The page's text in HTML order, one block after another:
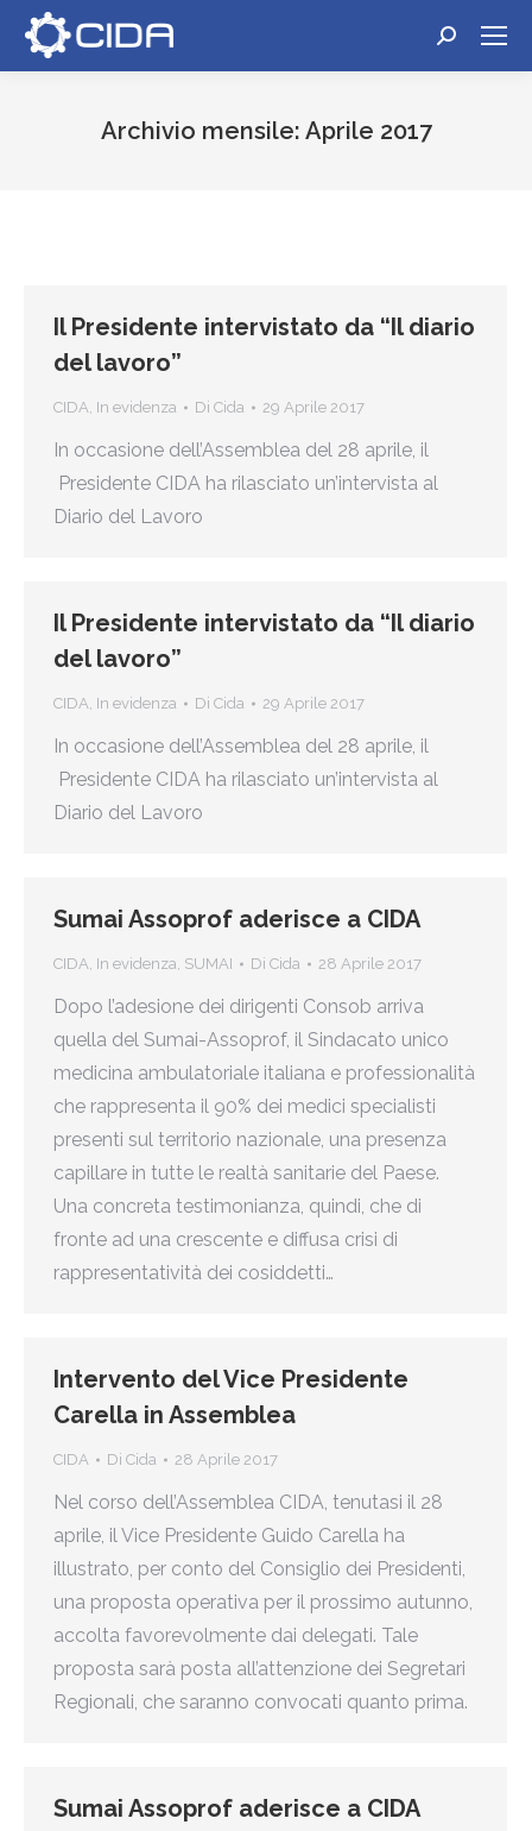
Cerca:
Archivio mensile: Aprile 2017
Il Presidente intervistato da “Il diario
del lavoro”
CIDA, In evidenza Di Cida 29 Aprile 2017
In occasione dell’Assemblea del 28 aprile, il
Presidente CIDA ha rilasciato un’intervista al
Diario del Lavoro
Il Presidente intervistato da “Il diario
del lavoro”
CIDA, In evidenza Di Cida 29 Aprile 2017
In occasione dell’Assemblea del 28 aprile, il
Presidente CIDA ha rilasciato un’intervista al
Diario del Lavoro
Sumai Assoprof aderisce a CIDA
CIDA, In evidenza, SUMAI Di Cida 28 Aprile 2017
Dopo l’adesione dei dirigenti Consob arriva
quella del Sumai-Assoprof, il Sindacato unico
medicina ambulatoriale italiana e professionalità
che rappresenta il 90% dei medici specialisti
presenti sul territorio nazionale, una presenza
capillare in tutte le realtà sanitarie del Paese.
Una concreta testimonianza, quindi, che di
fronte ad una crescente e diffusa crisi di
rappresentatività dei cosiddetti…
Intervento del Vice Presidente
Carella in Assemblea
CIDA Di Cida 28 Aprile 2017
Nel corso dell’Assemblea CIDA, tenutasi il 28
aprile, il Vice Presidente Guido Carella ha
illustrato, per conto del Consiglio dei Presidenti,
una proposta operativa per il prossimo autunno,
accolta favorevolmente dai delegati. Tale
proposta sarà posta all’attenzione dei Segretari
Regionali, che saranno convocati quanto prima.
Sumai Assoprof aderisce a CIDA